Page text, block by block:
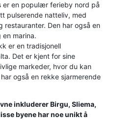
er en populær ferieby nord på
pulserende natteliv, med
restauranter. Den har også en
marina.
er en tradisjonell
Det er kjent for sine
markeder, hvor du kan
også en rekke sjarmerende
inkluderer Birgu, Sliema,
byene har noe unikt å